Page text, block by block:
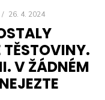
/ 26. 4. 2024
TĚSTOVINY.
V ŽÁDNÉM